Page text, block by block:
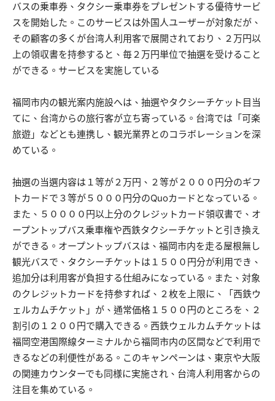
バスの乗車券、タクシー乗車券をプレゼントする優待サービ
スを開始した。このサービスは外国人ユーザーが対象だが、
その顧客の多くが台湾人利用客で展開されており、２万円以
上の領収書を持参すると、毎２万円単位で抽選を受けること
ができる。サービスを実施している
福岡市内の観光案内施設へは、抽選やタクシーチケット目当
てに、台湾からの旅行客が立ち寄っている。台湾では「可楽
旅遊」などとも連携し、観光業界とのコラボレーションを深
めている。
抽選の当選内容は１等が２万円、２等が２０００円分のギフ
トカードで３等が５０００円分のQuoカードとなっている。
また、５００００円以上分のクレジットカード領収書で、オ
ープントップバス乗車権や西鉄タクシーチケットと引き換え
ができる。オープントップバスは、福岡市内を走る屋根無し
観光バスで、タクシーチケットは１５００円分が利用でき、
追加分は利用客が負担する仕組みになっている。また、対象
のクレジットカードを持参すれば、２枚を上限に、「西鉄ウ
ェルカムチケット」が、通常価格１５００円のところを、２
割引の１２００円で購入できる。西鉄ウェルカムチケットは
福岡空港国際線ターミナルから福岡市内の区間などで利用で
きるなどの利便性がある。このキャンペーンは、東京や大阪
の関連カウンターでも同様に実施され、台湾人利用客からの
注目を集めている。